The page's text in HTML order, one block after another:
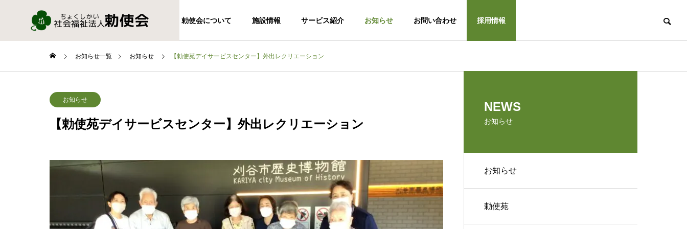
勅使会について 施設情報 サービス紹介 お知らせ お問い合わせ 採用情報
特別養護老人ホー
ム勅使苑
特別養護老人ホー
ム第二勅使苑
ケアハウス勅使
お知らせ一覧 お知らせ 【勅使苑デイサービスセンター】外出レクリエーション
お知らせ
【勅使苑デイサービスセンター】外出レクリエーション
NEWS
お知らせ
お知らせ
勅使苑